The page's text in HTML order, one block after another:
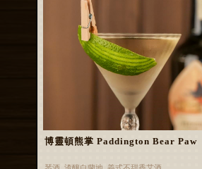
博靈頓熊掌 Paddington Bear Paw